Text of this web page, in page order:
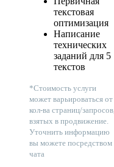
текстовая
оптимизация
Написание
технических
заданий для 5
текстов
*Стоимость услуги
может варьироваться от
кол-ва страниц/запросов,
взятых в продвижение.
Уточнить информацию
вы можете посредством
чата